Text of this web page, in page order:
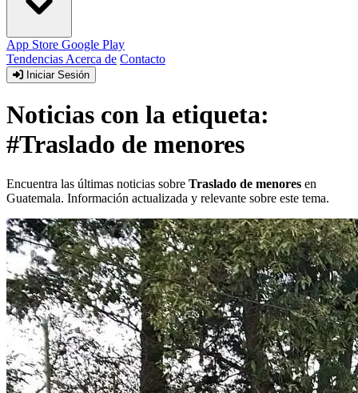
App Store Google Play
Tendencias Acerca de Contacto
Iniciar Sesión
Noticias con la etiqueta:
#Traslado de menores
Encuentra las últimas noticias sobre Traslado de menores en
Guatemala. Información actualizada y relevante sobre este tema.